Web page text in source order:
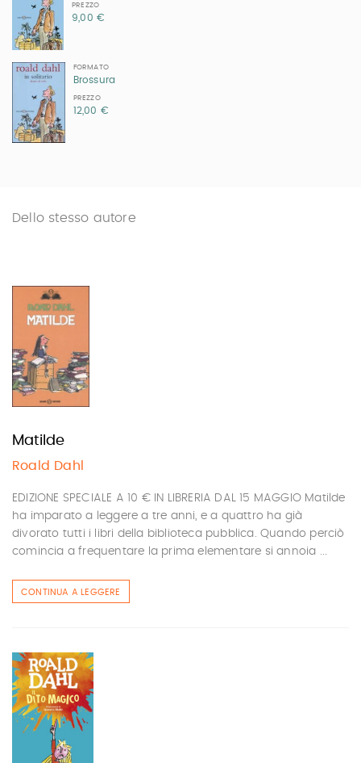
PREZZO
9,00 €
FORMATO
Brossura
PREZZO
12,00 €
Dello stesso autore
Matilde
Roald Dahl
EDIZIONE SPECIALE A 10 € IN LIBRERIA DAL 15 MAGGIO Matilde
ha imparato a leggere a tre anni, e a quattro ha già
divorato tutti i libri della biblioteca pubblica. Quando perciò
comincia a frequentare la prima elementare si annoia ...
CONTINUA A LEGGERE